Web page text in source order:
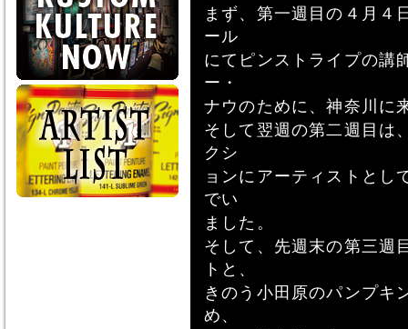
まず、第一週目の４月４
ール
にてピンストライプの講
ー・
ナウのために、神奈川に
そして翌週の第二週目は
クシ
ョンにアーティストとし
でい
ました。
そして、先週末の第三週
トと、
きのう小田原のパンプキ
め、